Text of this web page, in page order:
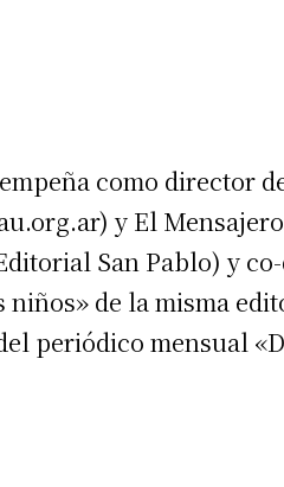
como director
y El
San Pablo) y
de la misma
periódico mensual